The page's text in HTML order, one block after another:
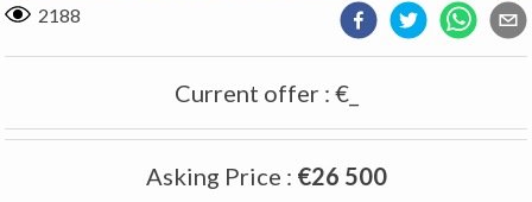
2188
Current offer : €_
Asking Price : €26 500